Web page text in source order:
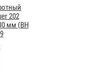
202
мм (BH